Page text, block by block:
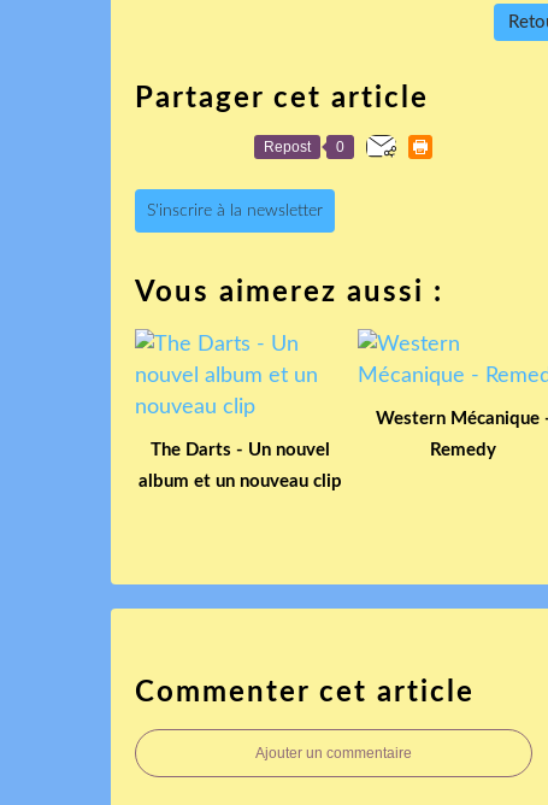
Partager cet article
Repost 0
S'inscrire à la newsletter
Vous aimerez aussi :
The Darts - Un nouvel
album et un nouveau clip
Western Mécanique
Remedy
Commenter cet article
Ajouter un commentaire